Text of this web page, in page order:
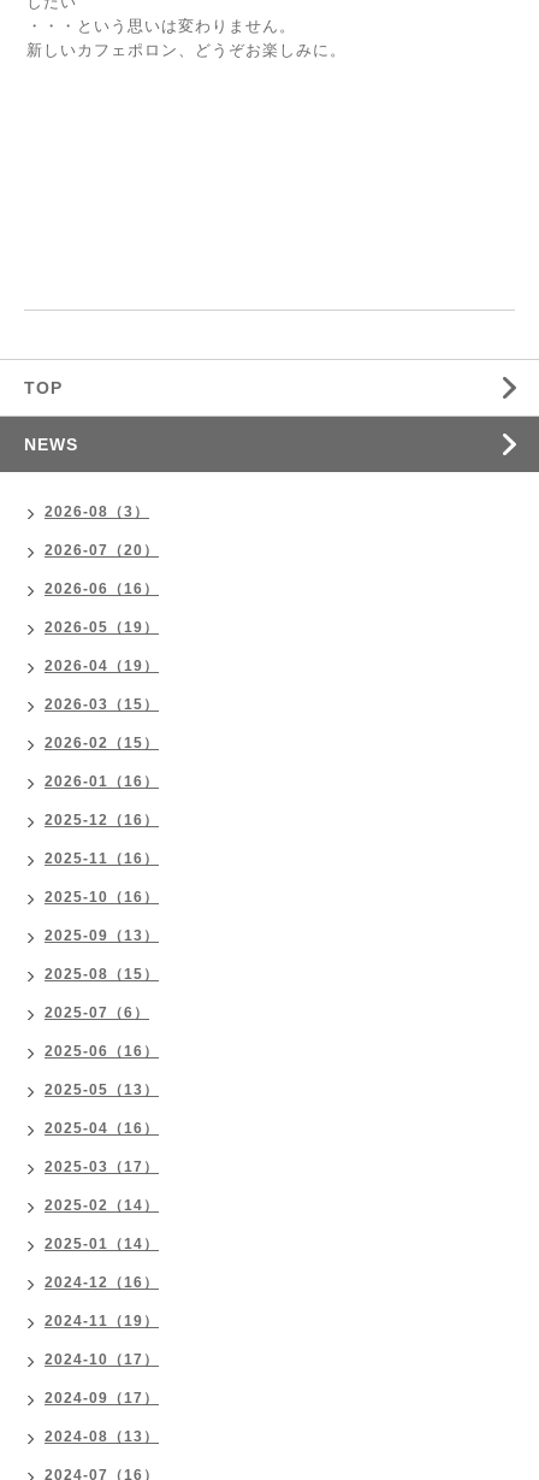
・・・という思いは変わりません。
新しいカフェポロン、どうぞお楽しみに。
TOP
NEWS
2026-08（3）
2026-07（20）
2026-06（16）
2026-05（19）
2026-04（19）
2026-03（15）
2026-02（15）
2026-01（16）
2025-12（16）
2025-11（16）
2025-10（16）
2025-09（13）
2025-08（15）
2025-07（6）
2025-06（16）
2025-05（13）
2025-04（16）
2025-03（17）
2025-02（14）
2025-01（14）
2024-12（16）
2024-11（19）
2024-10（17）
2024-09（17）
2024-08（13）
2024-07（16）